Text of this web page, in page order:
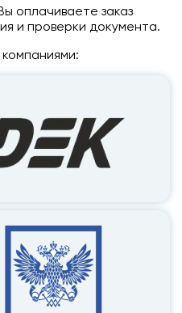
оплачиваете заказ
и проверки документа.